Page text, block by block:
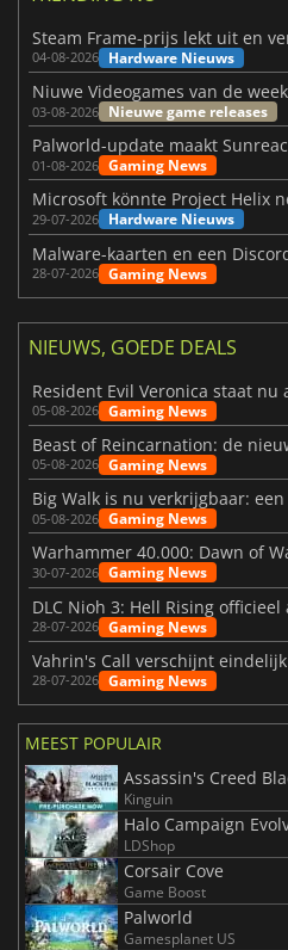
04-08-2026 Hardware Nieuws
03-08-2026 Nieuwe game releases
01-08-2026 Gaming News
29-07-2026 Hardware Nieuws
28-07-2026 Gaming News
NIEUWS, GOEDE DEALS
05-08-2026 Gaming News
05-08-2026 Gaming News
05-08-2026 Gaming News
30-07-2026 Gaming News
DLC Nioh 3: Hell Rising
28-07-2026 Gaming News
28-07-2026 Gaming News
MEEST POPULAIR
Assassin's Creed
Kinguin
Halo Campaign
LDShop
Corsair Cove
Game Boost
Palworld
Gamesplanet US